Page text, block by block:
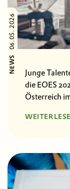
NEWS
06.05. 2026
Junge
die EOES
Österreich